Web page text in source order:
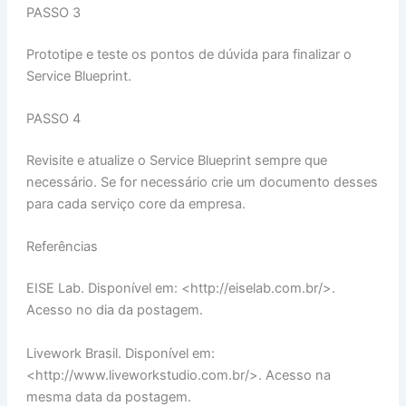
PASSO 3
Prototipe e teste os pontos de dúvida para finalizar o
Service Blueprint.
PASSO 4
Revisite e atualize o Service Blueprint sempre que
necessário. Se for necessário crie um documento desses
para cada serviço core da empresa.
Referências
EISE Lab. Disponível em: <http://eiselab.com.br/>.
Acesso no dia da postagem.
Livework Brasil. Disponível em:
<http://www.liveworkstudio.com.br/>. Acesso na
mesma data da postagem.